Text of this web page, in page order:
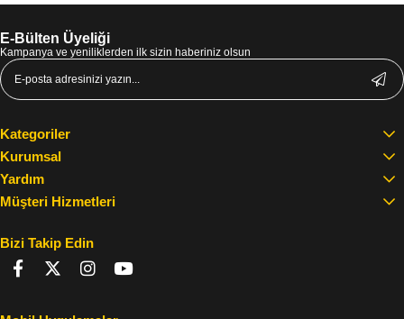
E-Bülten Üyeliği
Kampanya ve yeniliklerden ilk sizin haberiniz olsun
Kategoriler
Kurumsal
Yardım
Müşteri Hizmetleri
Bizi Takip Edin